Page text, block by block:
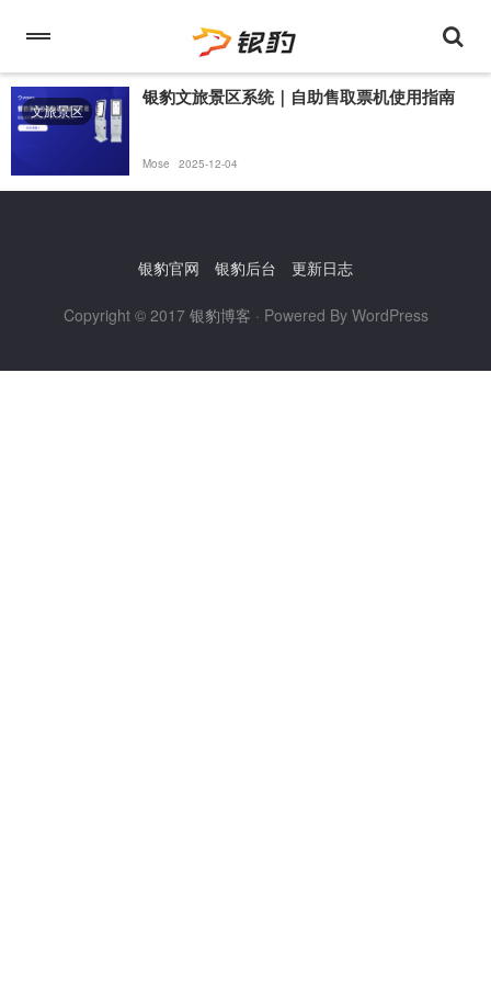
文旅景区
银豹文旅景区系统｜自助售取票机使用指南
Mose 2025-12-04
银豹官网 银豹后台 更新日志
Copyright © 2017 银豹博客 · Powered By WordPress